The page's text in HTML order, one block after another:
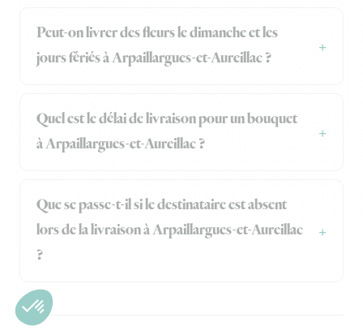
Peut-on livrer des fleurs le dimanche et les
jours fériés à Arpaillargues-et-Aureillac ?
Quel est le délai de livraison pour un bouquet
à Arpaillargues-et-Aureillac ?
Que se passe-t-il si le destinataire est absent
lors de la livraison à Arpaillargues-et-Aureillac
?